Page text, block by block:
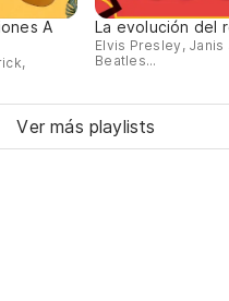
A
La evolución del
Elvis Presley, Janis
Beatles...
Ver más playlists